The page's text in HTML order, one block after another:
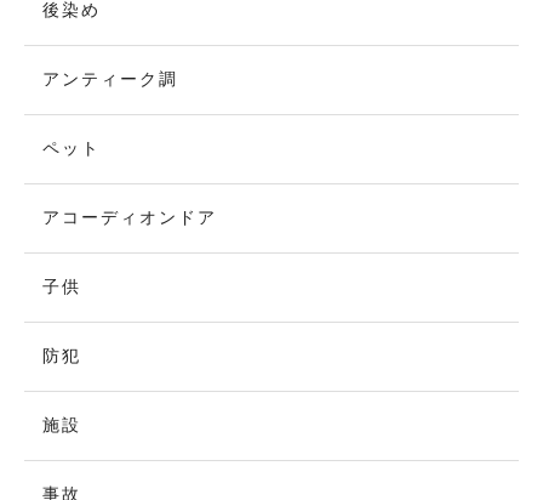
後染め
アンティーク調
ペット
アコーディオンドア
子供
防犯
施設
事故